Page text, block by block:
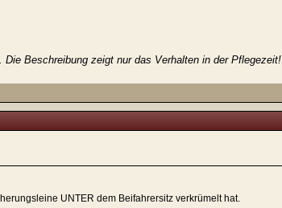
Beschreibung zeigt nur das Verhalten in der Pflegezeit!
UNTER dem Beifahrersitz verkrümelt hat.